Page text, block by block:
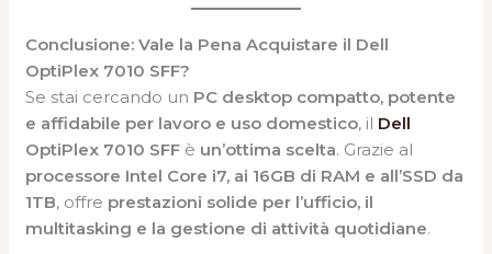
Conclusione: Vale la Pena Acquistare il Dell
OptiPlex 7010 SFF?
Se stai cercando un PC desktop compatto, potente
e affidabile per lavoro e uso domestico, il Dell
OptiPlex 7010 SFF è un’ottima scelta. Grazie al
processore Intel Core i7, ai 16GB di RAM e all’SSD da
1TB, offre prestazioni solide per l’ufficio, il
multitasking e la gestione di attività quotidiane.